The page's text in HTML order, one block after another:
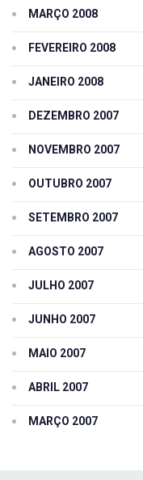
MARÇO 2008
FEVEREIRO 2008
JANEIRO 2008
DEZEMBRO 2007
NOVEMBRO 2007
OUTUBRO 2007
SETEMBRO 2007
AGOSTO 2007
JULHO 2007
JUNHO 2007
MAIO 2007
ABRIL 2007
MARÇO 2007